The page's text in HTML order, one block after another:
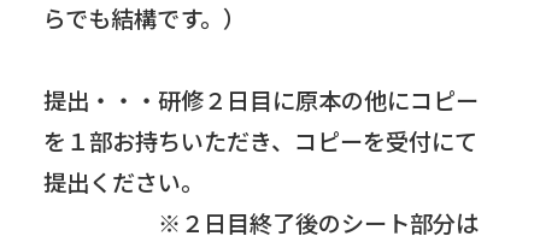
らでも結構です。）
提出・・・研修２日目に原本の他にコピー
を１部お持ちいただき、コピーを受付にて
提出ください。
※２日目終了後のシート部分は